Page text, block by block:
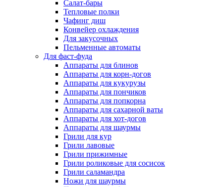
Салат-бары
Тепловые полки
Чафинг диш
Конвейер охлаждения
Для закусочных
Пельменные автоматы
Для фаст-фуда
Аппараты для блинов
Аппараты для корн-догов
Аппараты для кукурузы
Аппараты для пончиков
Аппараты для попкорна
Аппараты для сахарной ваты
Аппараты для хот-догов
Аппараты для шаурмы
Грили для кур
Грили лавовые
Грили прижимные
Грили роликовые для сосисок
Грили саламандра
Ножи для шаурмы